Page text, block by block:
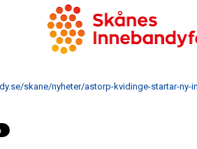
skane/nyheter/astorp-kvidinge-startar-ny-